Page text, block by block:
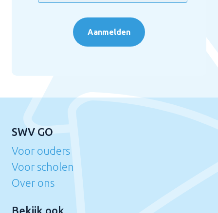
Aanmelden
SWV GO
Voor ouders
Voor scholen
Over ons
Bekijk ook